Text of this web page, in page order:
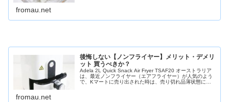
fromau.net
後悔しない【ノンフライヤー】メリット・デメリ
ット 買うべきか？
Adela 2L Quick Snack Air Fryer TSAF20 オーストラリア
は、最近ノンフライヤー（エアフライヤー）が人気のよう
で、Kマートに売り出された時は、売り切れ品薄状態にも
fromau.net